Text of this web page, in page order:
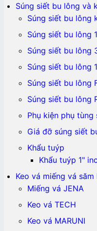
Súng siết bu lông và
Súng siết bu lông
Súng siết bu lông
Súng siết bu lông
Súng siết bu lông
Súng siết bu lông
Súng siết bu lông
Phụ kiện phụ
Giá đỡ súng siết
Khẩu tuýp
Khẩu tuýp 1"
Keo vá miếng vá
Miếng vá JENA
Keo vá TECH
Keo vá MARUNI